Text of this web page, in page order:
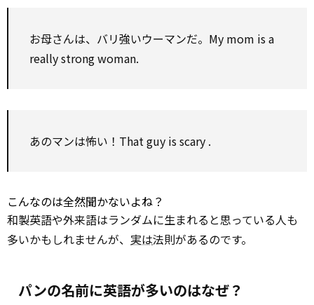
お母さんは、バリ強いウーマンだ。My mom is a
really strong woman.
あのマンは怖い！That guy is scary .
こんなのは全然聞かないよね？
和製英語や外来語はランダムに生まれると思っている人も
多いかもしれませんが、 実は法則があるのです。
パンの名前に英語が多いのはなぜ？